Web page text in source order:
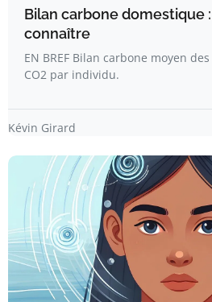
Bilan carbone domestique
connaître
EN BREF Bilan carbone moyen
CO2 par individu.
Kévin Girard